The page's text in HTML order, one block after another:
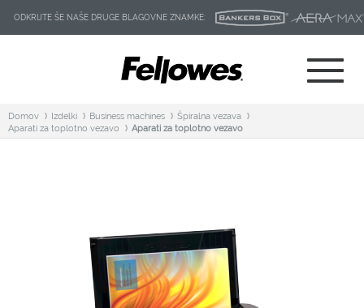
ODKRIJTE ŠE NAŠE DRUGE BLAGOVNE ZNAMKE:
Domov Izdelki Business machines
Špiralna vezava
Aparati za toplotno vezavo
Aparati za toplotno vezavo